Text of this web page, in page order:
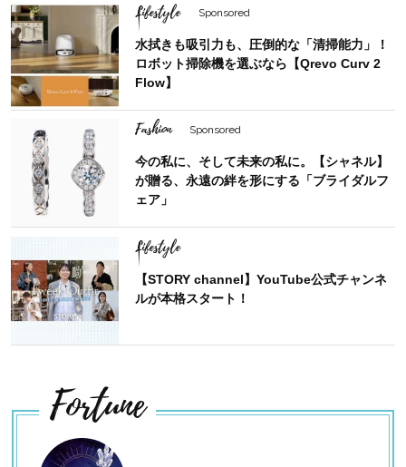
Lifestyle Sponsored
水拭きも吸引力も、圧倒的な「清掃能力」！
ロボット掃除機を選ぶなら【Qrevo Curv 2
Flow】
Fashion Sponsored
今の私に、そして未来の私に。【シャネル】
が贈る、永遠の絆を形にする「ブライダルフ
ェア」
Lifestyle
【STORY channel】YouTube公式チャンネ
ルが本格スタート！
Fortune